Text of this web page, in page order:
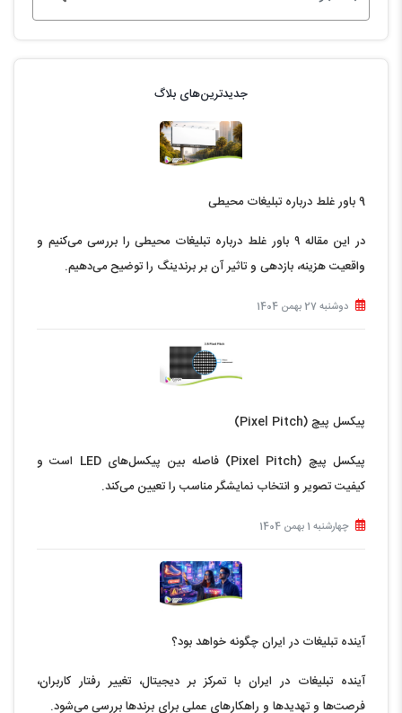
جدیدترین‌های بلاگ
9 باور غلط درباره تبلیغات محیطی
در این مقاله ۹ باور غلط درباره تبلیغات محیطی را بررسی می‌کنیم و
واقعیت هزینه، بازدهی و تاثیر آن بر برندینگ را توضیح می‌دهیم.
دوشنبه 27 بهمن 1404
پیکسل پیچ (Pixel Pitch)
پیکسل پیچ (Pixel Pitch) فاصله بین پیکسل‌های LED است و
کیفیت تصویر و انتخاب نمایشگر مناسب را تعیین می‌کند.
چهارشنبه 1 بهمن 1404
آینده تبلیغات در ایران چگونه خواهد بود؟
آینده تبلیغات در ایران با تمرکز بر دیجیتال، تغییر رفتار کاربران،
فرصت‌ها و تهدیدها و راهکارهای عملی برای برندها بررسی می‌شود.